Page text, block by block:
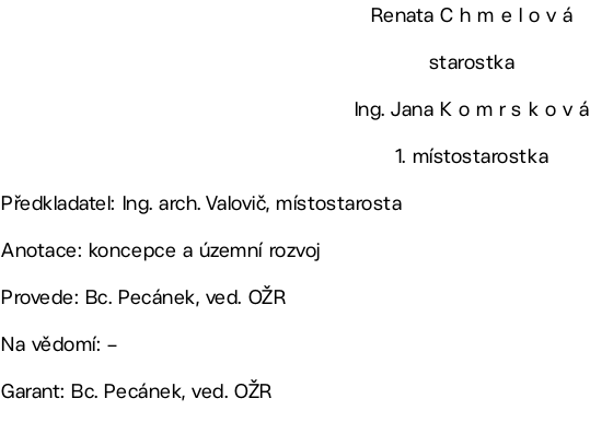
Renata C h m e l o v á
starostka
Ing. Jana K o m r s k o v á
1. místostarostka
Předkladatel: Ing. arch. Valovič, místostarosta
Anotace: koncepce a územní rozvoj
Provede: Bc. Pecánek, ved. OŽR
Na vědomí: –
Garant: Bc. Pecánek, ved. OŽR